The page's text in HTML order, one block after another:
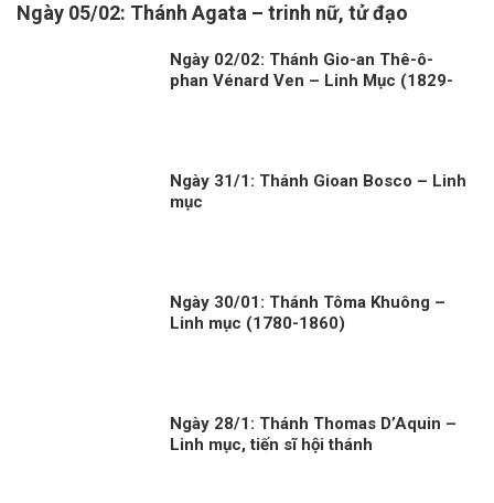
Ngày 05/02: Thánh Agata – trinh nữ, tử đạo
Ngày 02/02: Thánh Gio-an Thê-ô-
phan Vénard Ven – Linh Mục (1829-
Ngày 31/1: Thánh Gioan Bosco – Linh
mục
Ngày 30/01: Thánh Tôma Khuông –
Linh mục (1780-1860)
Ngày 28/1: Thánh Thomas D’Aquin –
Linh mục, tiến sĩ hội thánh